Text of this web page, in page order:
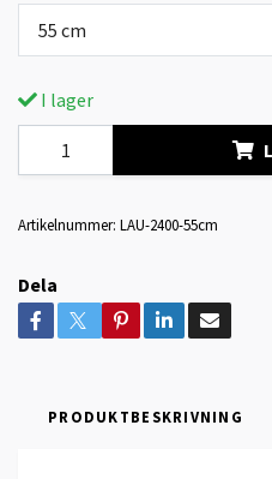
55 cm
I lager
Artikelnummer: LAU-2400-55cm
Dela
PRODUKTBESKRIVNING